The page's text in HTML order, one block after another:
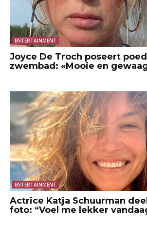
ENTERTAINMENT
Joyce De Troch poseert
zwembad: «Mooie en
ENTERTAINMENT
Actrice Katja Schuurman
foto: “Voel me lekker